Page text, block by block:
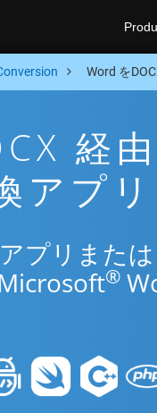
Word を
経
アプリ
プリまた
®